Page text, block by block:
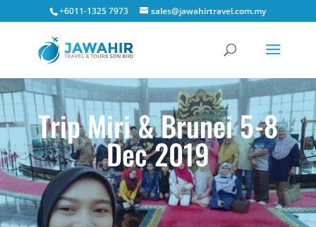
+6011-1325 7973 sales@jawahirtravel.com.my
Trip Miri & Brunei 5-8
Dec 2019